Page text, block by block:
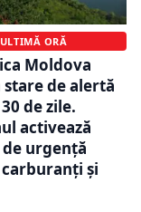
ORĂ
Moldova
de alertă
de zile.
activează
urgență
și